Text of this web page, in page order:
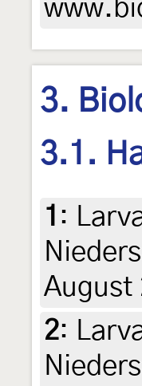
3.
3.1.
1 :
August
2: